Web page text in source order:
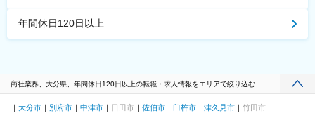
年間休日120日以上
商社業界、大分県、年間休日120日以上の転職・求人情報をエリアで絞り込む
大分市 別府市 中津市 日田市 佐伯市 臼杵市 津久見市
竹田市